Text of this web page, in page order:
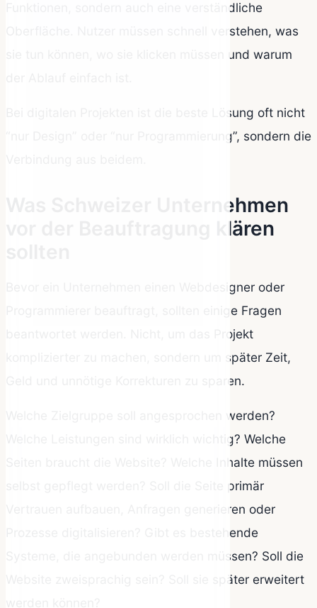
Funktionen, sondern auch eine verständliche
Oberfläche. Nutzer müssen schnell verstehen, was
sie tun können, wo sie klicken müssen und warum
Bei digitalen Projekten ist die beste Lösung oft nicht
“nur Design” oder “nur Programmierung”, sondern die
Was Schweizer Unternehmen
vor der Beauftragung klären
Bevor ein Unternehmen einen Webdesigner oder
Programmierer beauftragt, sollten einige Fragen
beantwortet werden. Nicht, um das Projekt
komplizierter zu machen, sondern um später Zeit,
Geld und unnötige Korrekturen zu sparen.
Welche Zielgruppe soll angesprochen werden?
Welche Leistungen sind wirklich wichtig? Welche
Seiten braucht die Website? Welche Inhalte müssen
selbst gepflegt werden? Soll die Seite primär
Vertrauen aufbauen, Anfragen generieren oder
Prozesse digitalisieren? Gibt es bestehende
Systeme, die angebunden werden müssen? Soll die
Website zweisprachig sein? Soll sie später erweitert